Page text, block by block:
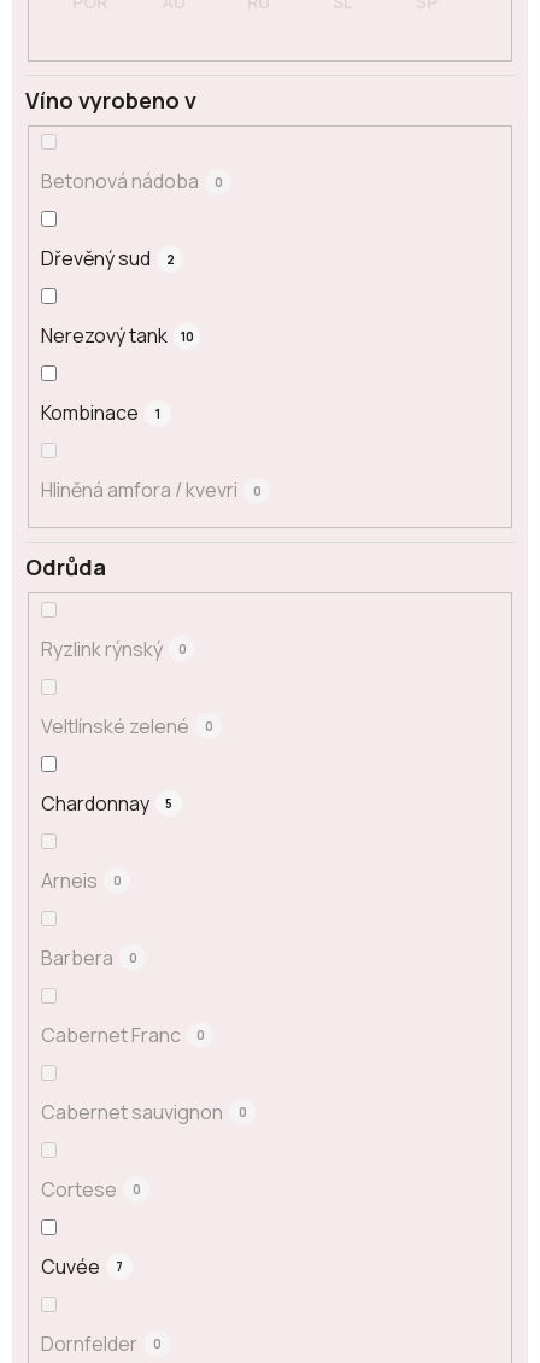
Odrůda
Ryzlink rýnský 0
Veltlínské zelené 0
Chardonnay 5
Arneis 0
Barbera 0
Cabernet Franc 0
Cabernet sauvignon 0
Cortese 0
Cuvée 7
Dornfelder 0
Víno vyrobeno v
Betonová nádoba 0
Dřevěný sud 2
Nerezový tank 10
Kombinace 1
Hliněná amfora / kvevri 0